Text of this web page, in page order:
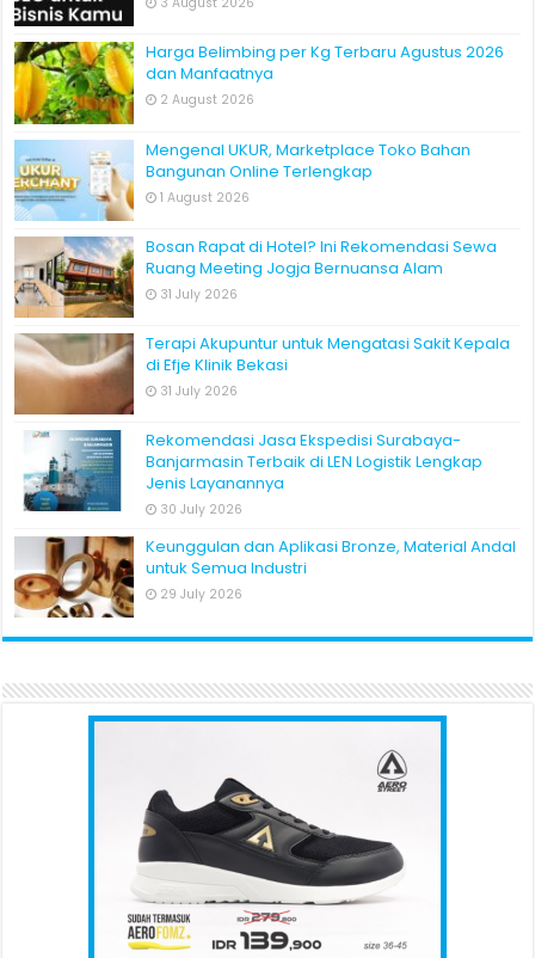
Harga Belimbing per Kg Terbaru Agustus 2026
dan Manfaatnya
2 August 2026
Mengenal UKUR, Marketplace Toko Bahan
Bangunan Online Terlengkap
1 August 2026
Bosan Rapat di Hotel? Ini Rekomendasi Sewa
Ruang Meeting Jogja Bernuansa Alam
31 July 2026
Terapi Akupuntur untuk Mengatasi Sakit Kepala
di Efje Klinik Bekasi
31 July 2026
Rekomendasi Jasa Ekspedisi Surabaya-
Banjarmasin Terbaik di LEN Logistik Lengkap
Jenis Layanannya
30 July 2026
Keunggulan dan Aplikasi Bronze, Material Andal
untuk Semua Industri
29 July 2026